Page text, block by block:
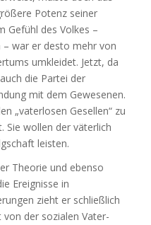
Potenz seiner
Gefühl des Volkes –
– war er desto mehr von
umkleidet. Jetzt, da
die Partei der
mit dem Gewesenen.
„vaterlosen Gesellen“ zu
Sie wollen der väterlich
leisten.
und ebenso
Ereignisse in
zieht er schließlich
von der sozialen Vater-